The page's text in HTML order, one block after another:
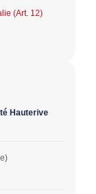
(Art. 12)
Hauterive